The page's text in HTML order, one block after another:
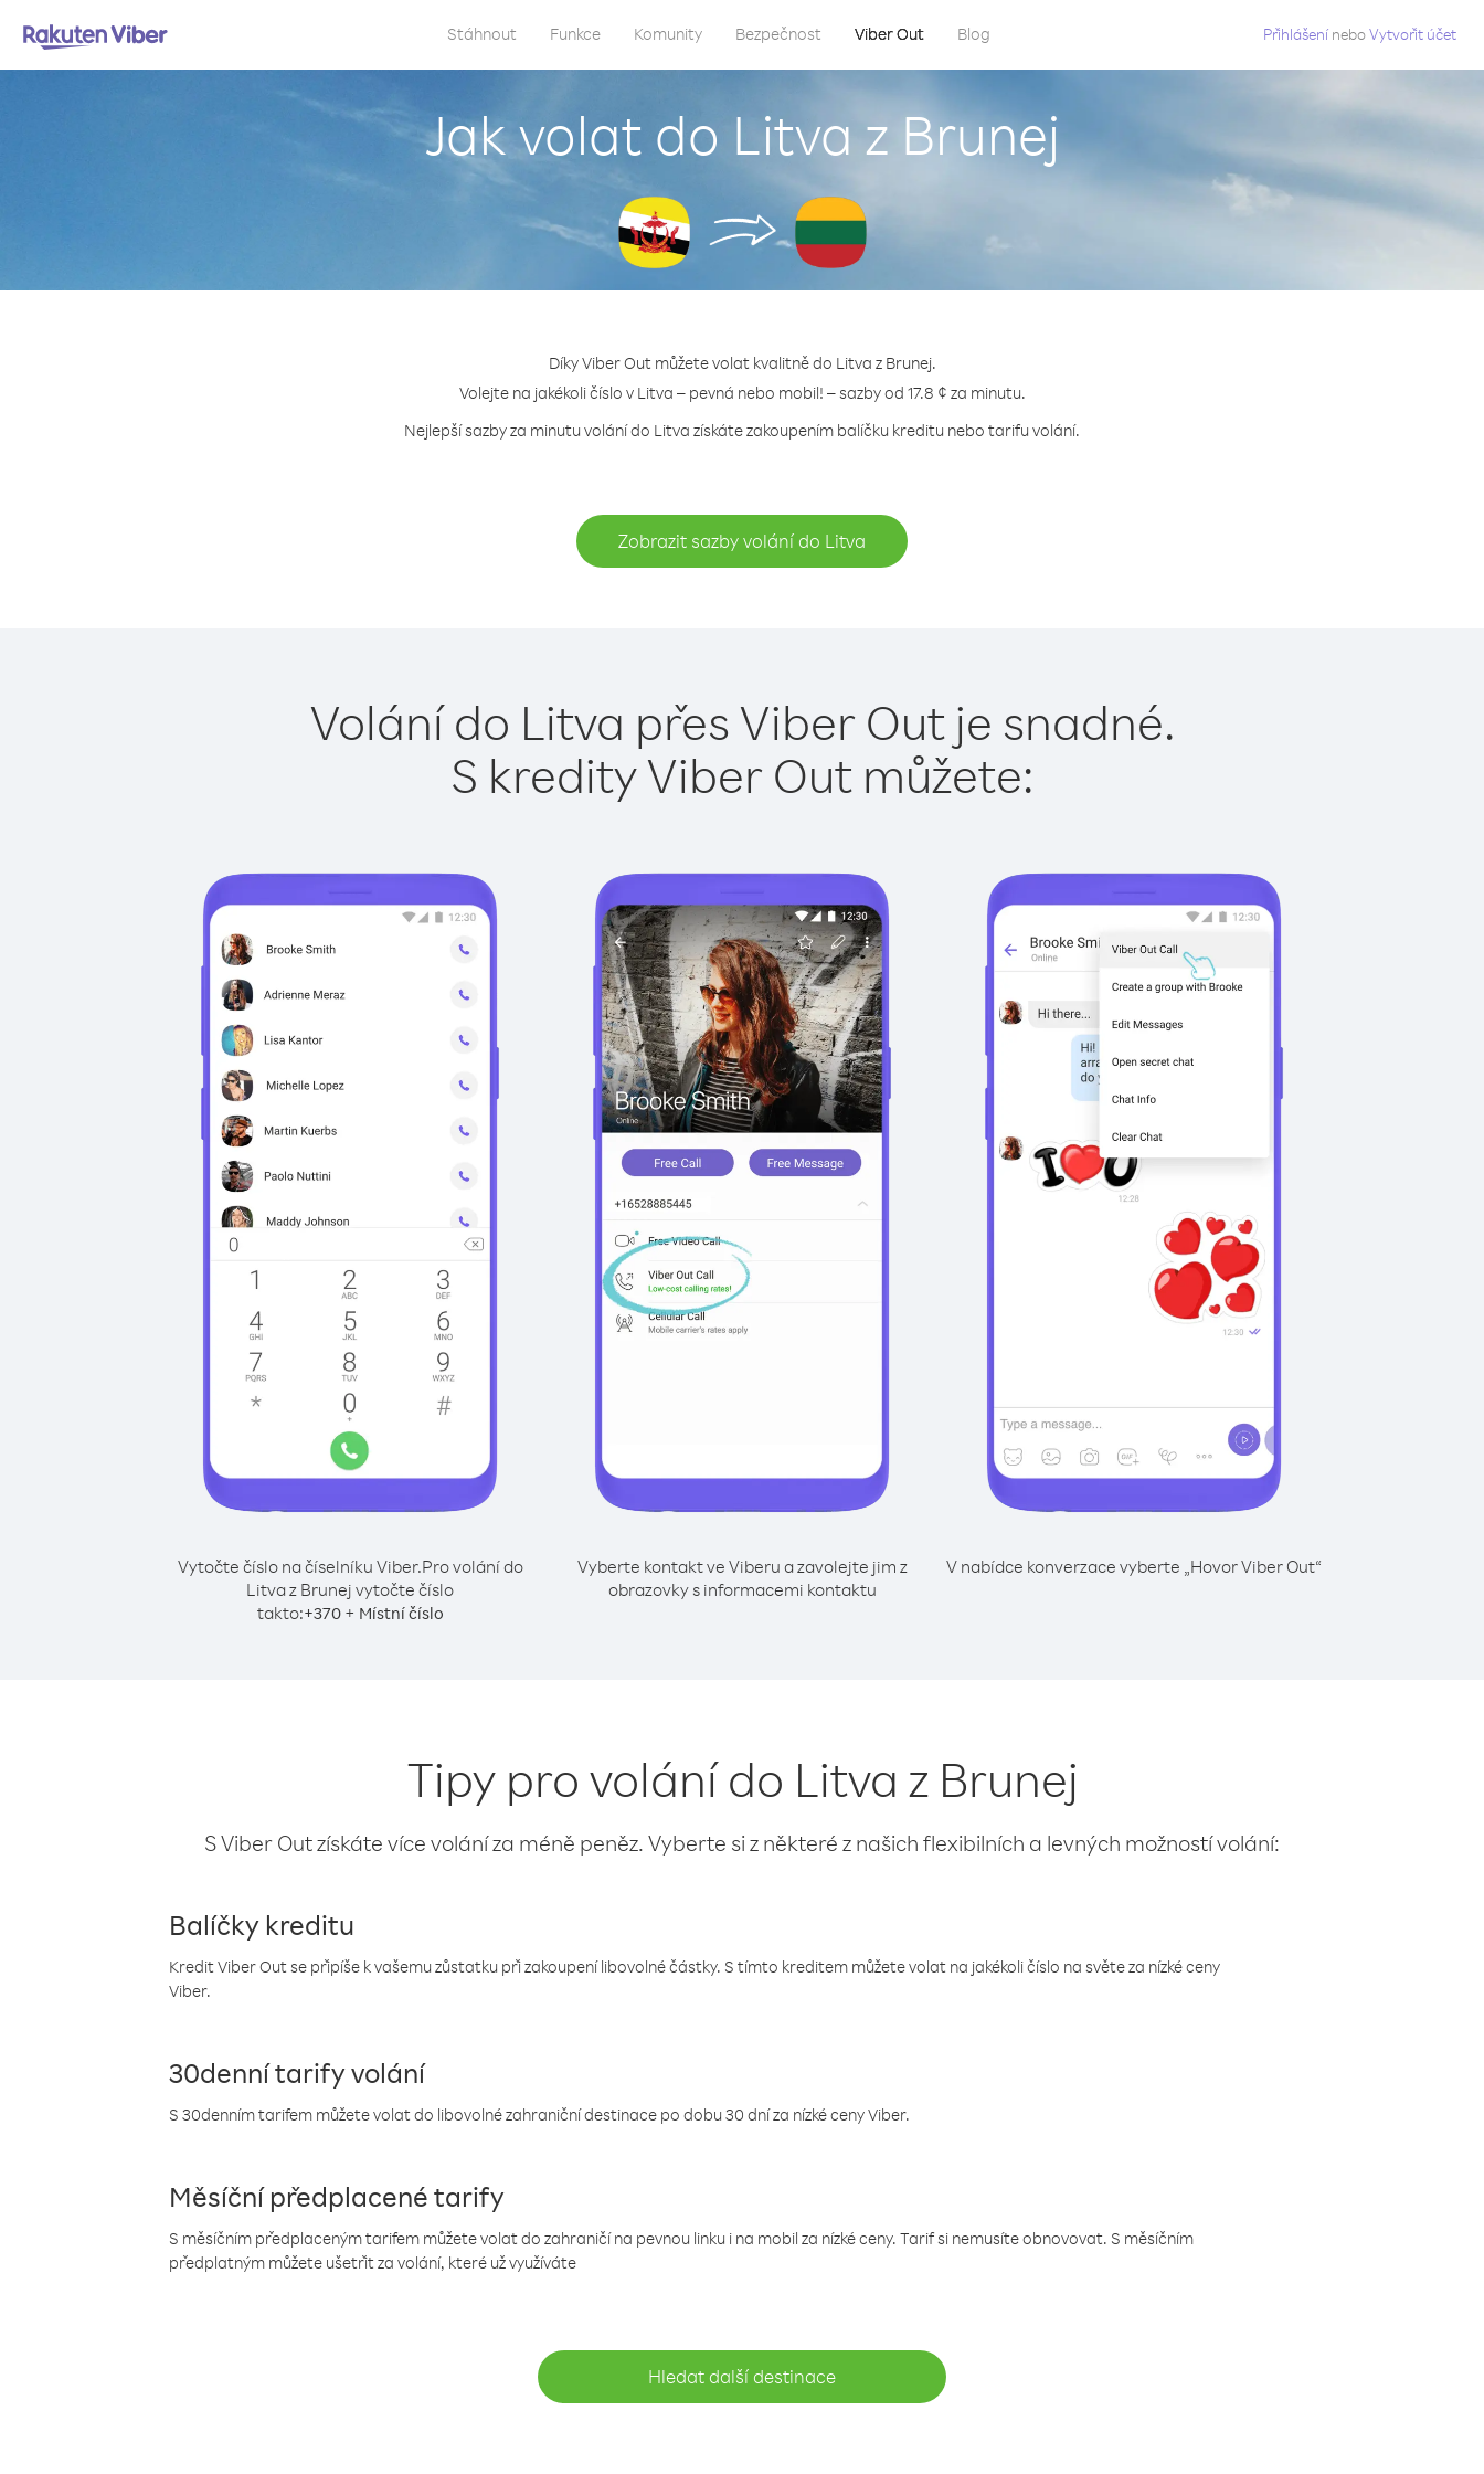
Stáhnout Funkce Komunity Bezpečnost Viber Out Blog Přihlášení neboVytvořit účet
Jak volat do Litva z Brunej
Díky Viber Out můžete volat kvalitně do Litva z Brunej.
Volejte na jakékoli číslo v Litva – pevná nebo mobil! – sazby od 17.8 ¢ za minutu.
Nejlepší sazby za minutu volání do Litva získáte zakoupením balíčku kreditu nebo tarifu volání.
Zobrazit sazby volání do Litva
Volání do Litva přes Viber Out je snadné.
S kredity Viber Out můžete:
Vytočte číslo na číselníku Viber.Pro volání do
Litva z Brunej vytočte číslo
takto:+370+ Místní číslo
Vyberte kontakt ve Viberu a zavolejte jim z
obrazovky s informacemi kontaktu
V nabídce konverzace vyberte „Hovor Viber Out“
Tipy pro volání do Litva z Brunej
S Viber Out získáte více volání za méně peněz. Vyberte si z některé z našich flexibilních a levných možností volání:
Balíčky kreditu
Kredit Viber Out se připíše k vašemu zůstatku při zakoupení libovolné částky. S tímto kreditem můžete volat na jakékoli číslo na světe za nízké ceny
Viber.
30denní tarify volání
S 30denním tarifem můžete volat do libovolné zahraniční destinace po dobu 30 dní za nízké ceny Viber.
Měsíční předplacené tarify
S měsíčním předplaceným tarifem můžete volat do zahraničí na pevnou linku i na mobil za nízké ceny. Tarif si nemusíte obnovovat. S měsíčním
předplatným můžete ušetřit za volání, které už využíváte
Hledat další destinace